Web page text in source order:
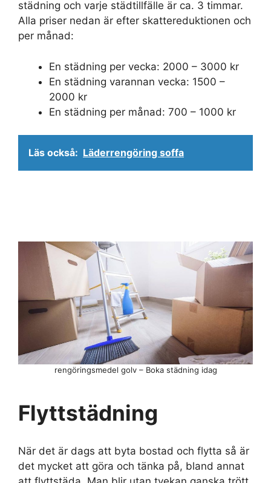
städning och varje städtillfälle är ca. 3 timmar.
Alla priser nedan är efter skattereduktionen och
per månad:
En städning per vecka: 2000 – 3000 kr
En städning varannan vecka: 1500 –
2000 kr
En städning per månad: 700 – 1000 kr
Läs också: Läderrengöring soffa
Flyttstädning
När det är dags att byta bostad och flytta så är
det mycket att göra och tänka på, bland annat
rengöringsmedel golv – Boka städning idag